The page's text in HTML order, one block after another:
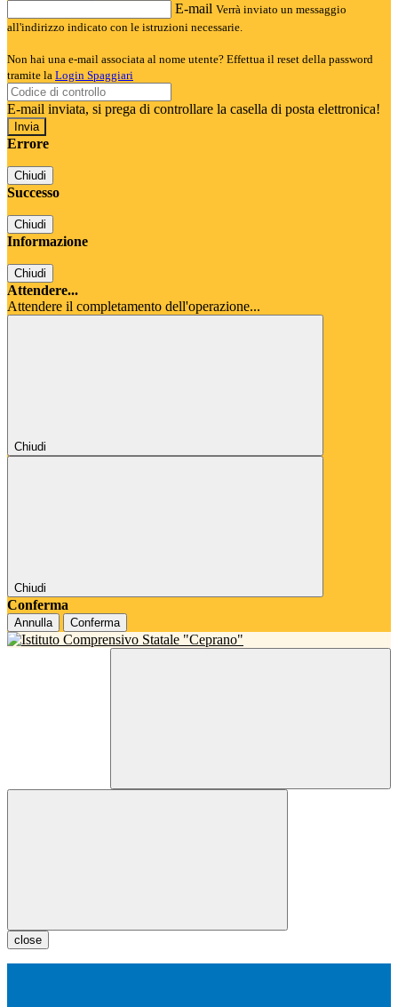
E-mail Verrà inviato un messaggio
all'indirizzo indicato con le istruzioni necessarie.
Non hai una e-mail associata al nome utente? Effettua il reset della password
tramite la Login Spaggiari
E-mail inviata, si prega di controllare la casella di posta elettronica!
Errore
Chiudi
Successo
Chiudi
Informazione
Chiudi
Attendere...
Attendere il completamento dell'operazione...
Chiudi
Chiudi
Conferma
Annulla Conferma
close